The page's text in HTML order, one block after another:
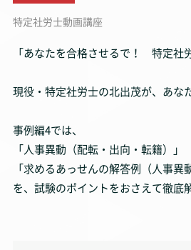
特定社労士動画講座
「あなたを合格させるで！ 特定社
現役・特定社労士の北出茂が、あな
事例編4では、
「人事異動（配転・出向・転籍）」
「求めるあっせんの解答例（人事異
を、試験のポイントをおさえて徹底